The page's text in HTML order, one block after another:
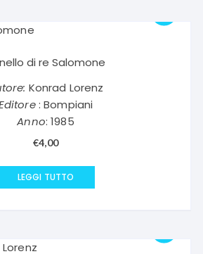
di re Salomone
Konrad Lorenz
: Bompiani
Anno: 1985
€4,00
LEGGI TUTTO